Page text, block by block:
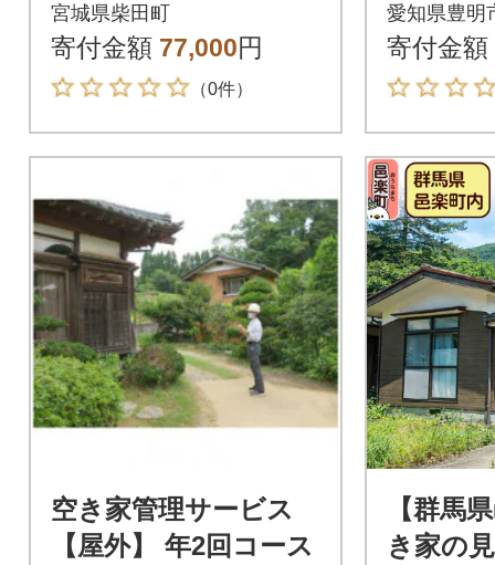
宮城県柴田町
寄付金額 77,000円
（0件）
愛知県豊明
寄付金額
空き家管理サービス
【屋外】 年2回コース
【群馬
き家の